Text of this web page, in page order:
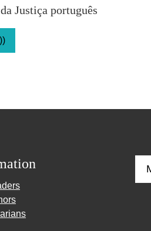
Justiça português